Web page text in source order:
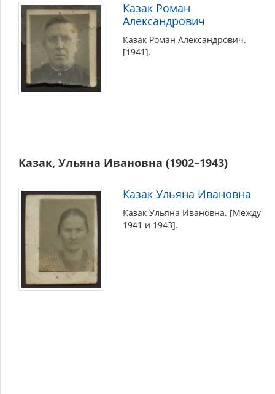
Казак Роман
Александрович
Казак Роман Александрович.
[1941].
Казак, Ульяна Ивановна (1902–1943)
Казак Ульяна Ивановна
Казак Ульяна Ивановна. [Между
1941 и 1943].